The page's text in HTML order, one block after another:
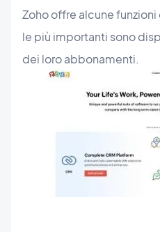
Zoho offre alcune
le più importanti sono
dei loro abbonamenti.